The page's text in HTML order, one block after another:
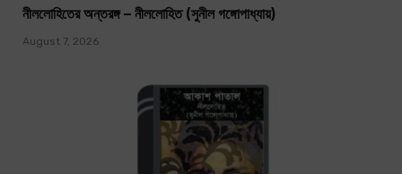
নীললোহিতের অন্তরঙ্গ – নীললোহিত (সুনীল গঙ্গোপাধ্যায়)
August 7, 2026